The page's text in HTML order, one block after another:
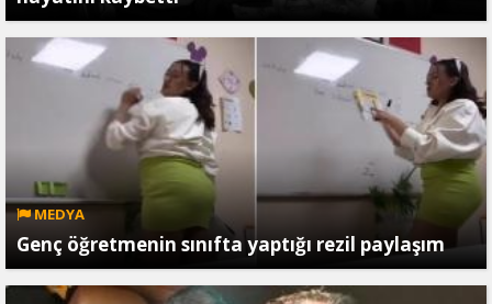
MEDYA
Genç öğretmenin sınıfta yaptığı rezil paylaşım